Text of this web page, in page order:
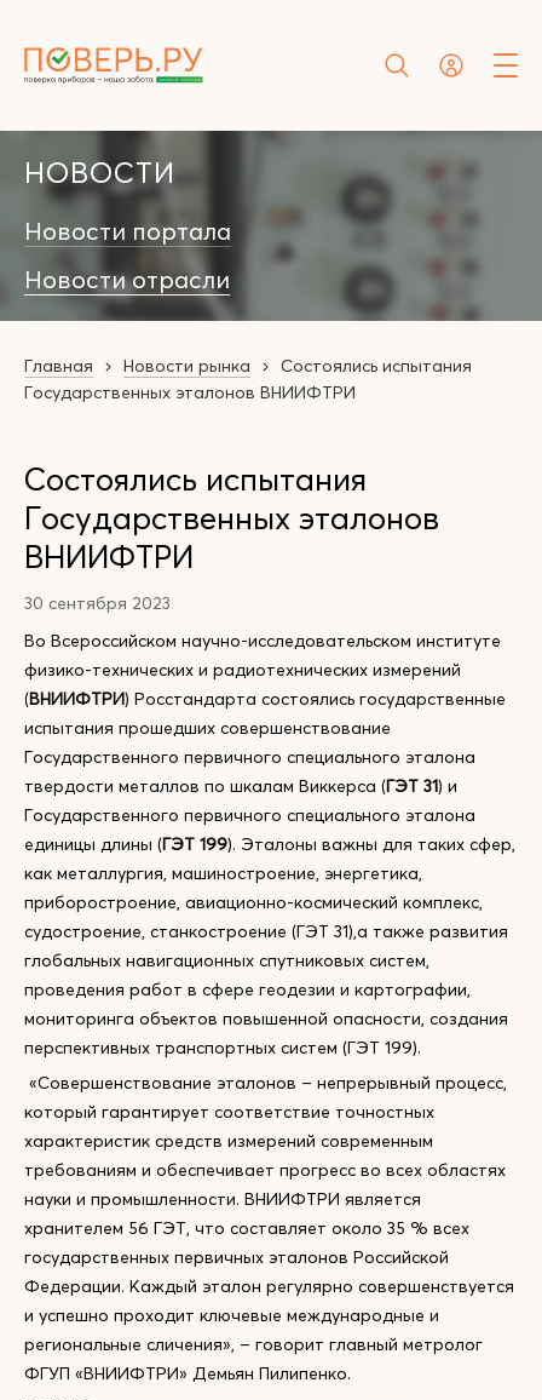
НОВОСТИ
Новости портала
Новости отрасли
Главная Новости рынка
Состоялись испытания
Государственных эталонов ВНИИФТРИ
Состоялись испытания
Государственных эталонов
ВНИИФТРИ
30 сентября 2023
Во Всероссийском научно-исследовательском институте
физико-технических и радиотехнических измерений
(ВНИИФТРИ) Росстандарта состоялись государственные
испытания прошедших совершенствование
Государственного первичного специального эталона
твердости металлов по шкалам Виккерса (ГЭТ 31) и
Государственного первичного специального эталона
единицы длины (ГЭТ 199). Эталоны важны для таких сфер,
как металлургия, машиностроение, энергетика,
приборостроение, авиационно-космический комплекс,
судостроение, станкостроение (ГЭТ 31),а также развития
глобальных навигационных спутниковых систем,
проведения работ в сфере геодезии и картографии,
мониторинга объектов повышенной опасности, создания
перспективных транспортных систем (ГЭТ 199).
«Совершенствование эталонов – непрерывный процесс,
который гарантирует соответствие точностных
характеристик средств измерений современным
требованиям и обеспечивает прогресс во всех областях
науки и промышленности. ВНИИФТРИ является
хранителем 56 ГЭТ, что составляет около 35 % всех
государственных первичных эталонов Российской
Федерации. Каждый эталон регулярно совершенствуется
и успешно проходит ключевые международные и
региональные сличения», – говорит главный метролог
ФГУП «ВНИИФТРИ» Демьян Пилипенко.